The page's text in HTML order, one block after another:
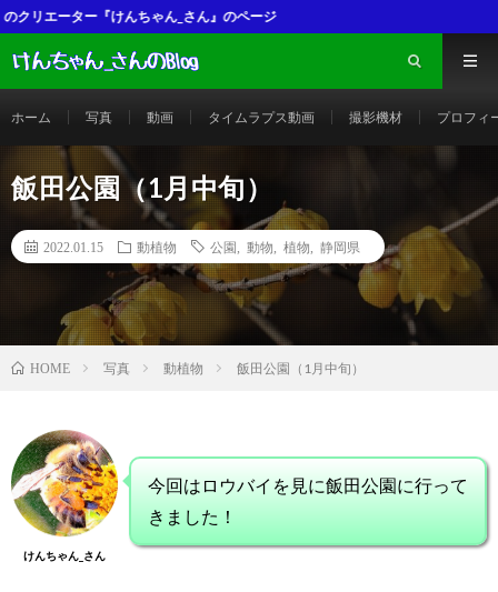
ジ
ホーム 写真 動画 タイムラプス動画 撮影機材 プロフィ
飯田公園（1月中旬）
2022.01.15 動植物 公園 動物 植物 静岡県
HOME 写真 動植物 飯田公園（1月中旬）
けんちゃん_さん
今回はロウバイを見に飯田公園に行って
きました！